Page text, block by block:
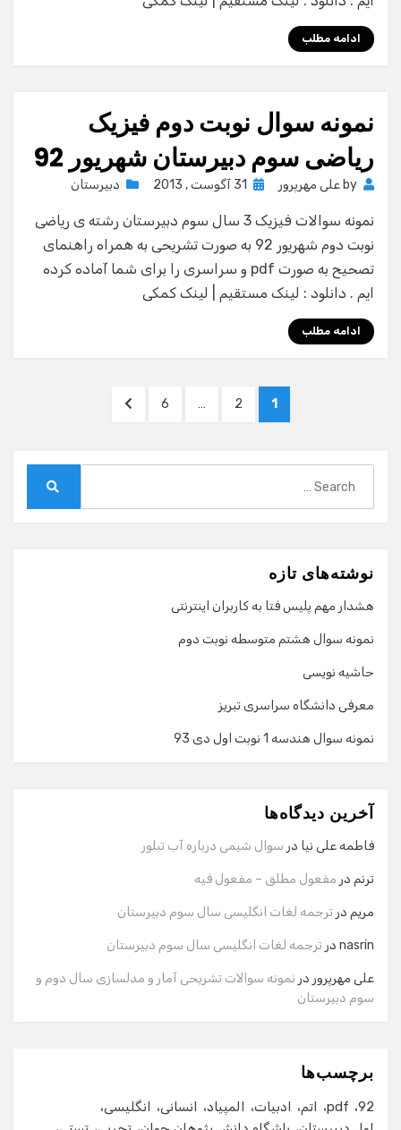
ادامه مطلب
نمونه سوال نوبت دوم فیزیک
ریاضی سوم دبیرستان شهریور 92
by علی مهرپرور
Posted
31 آگوست , 2013 دبیرستان
نمونه سوالات فیزیک 3 سال سوم دبیرستان رشته ی ریاضی
نوبت دوم شهریور 92 به صورت تشریحی به همراه راهنمای
تصحیح به صورت pdf و سراسری را برای شما آماده کرده
ایم . دانلود : لینک مستقیم | لینک کمکی
ادامه مطلب
PAGE
1
PAGE
2
…
PAGE
6
NEXT
نوشته‌های تازه
هشدار مهم پلیس فتا به کاربران اینترنتی
نمونه سوال هشتم متوسطه نوبت دوم
حاشیه نویسی
معرفی دانشگاه سراسری تبریز
نمونه سوال هندسه 1 نوبت اول دی 93
آخرین دیدگاه‌ها
فاطمه علی نیا در سوال شیمی درباره آب تبلور
ترنم در مفعول مطلق – مفعول فیه
مریم در ترجمه لغات انگلیسی سال سوم دبیرستان
nasrin در ترجمه لغات انگلیسی سال سوم دبیرستان
علی مهرپرور در نمونه سوالات تشریحی آمار و مدلسازی سال دوم و
سوم دبیرستان
برچسب‌ها
92
pdf اتم ادبیات المپیاد انسانی
انگلیسی
گفت‌وگو با دستیار هوشمند
سلام! برای شروع گفت‌وگو لطفاً شماره تماس یا ایمیل خود را
وارد کنید.
ایمیل